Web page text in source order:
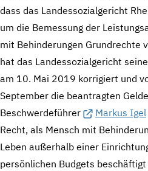
dass das Landessozialgericht
um die Bemessung der
mit Behinderungen Grundrechte
hat das Landessozialgericht
am 10. Mai 2019 korrigiert und
September die beantragten
Beschwerdeführer
Markus Igel
Recht, als Mensch mit
Leben außerhalb einer
persönlichen Budgets